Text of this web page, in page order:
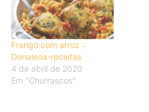
Frango com arroz ::
Donaleoa-receitas
4 de abril de 2020
Em "Churrascos"